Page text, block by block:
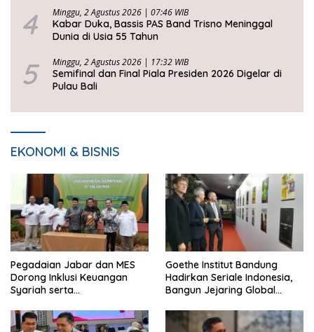
4 Minggu, 2 Agustus 2026 | 07:46 WIB
Kabar Duka, Bassis PAS Band Trisno Meninggal
Dunia di Usia 55 Tahun
5 Minggu, 2 Agustus 2026 | 17:32 WIB
Semifinal dan Final Piala Presiden 2026 Digelar di
Pulau Bali
EKONOMI & BISNIS
Pegadaian Jabar dan MES
Dorong Inklusi Keuangan
Syariah serta
Goethe Institut Bandung
Hadirkan Seriale Indonesia,
Bangun Jejaring Global